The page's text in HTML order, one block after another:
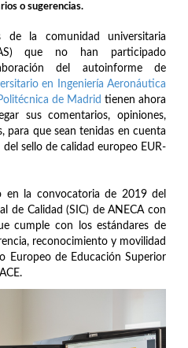
o sugerencias.
de la comunidad universitaria
que no han participado
del autoinforme de
en Ingeniería Aeronáutica
de Madrid tienen ahora
sus comentarios, opiniones,
para que sean tenidas en cuenta
sello de calidad europeo EUR-
en la convocatoria de 2019 del
de Calidad (SIC) de ANECA con
cumple con los estándares de
reconocimiento y movilidad
Europeo de Educación Superior